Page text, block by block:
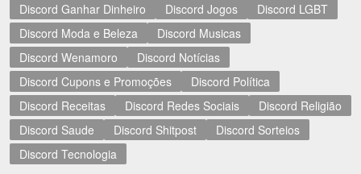
Discord Ganhar Dinheiro
Discord Jogos
Discord LGBT
Discord Moda e Beleza
Discord Musicas
Discord Wenamoro
Discord Notícias
Discord Cupons e Promoções
Discord Política
Discord Receitas
Discord Redes Sociais
Discord Religião
Discord Saude
Discord Shitpost
Discord Sorteios
Discord Tecnologia